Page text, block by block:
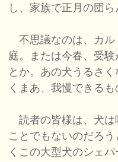
し、家族で正月の団ら
不思議なのは、カル
庭。または今春、受
とか。あの犬うるさ
くまあ、我慢できるも
読者の皆様は、犬は
ことでもないのだろ
くこの大型犬のシェ